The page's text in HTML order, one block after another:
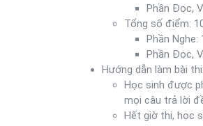
Phần Đọc,
Tổng số điểm:
Phần
Phần Đọc,
Hướng dẫn làm bài thi:
Học sinh được
mọi câu trả lời
Hết giờ thi, học